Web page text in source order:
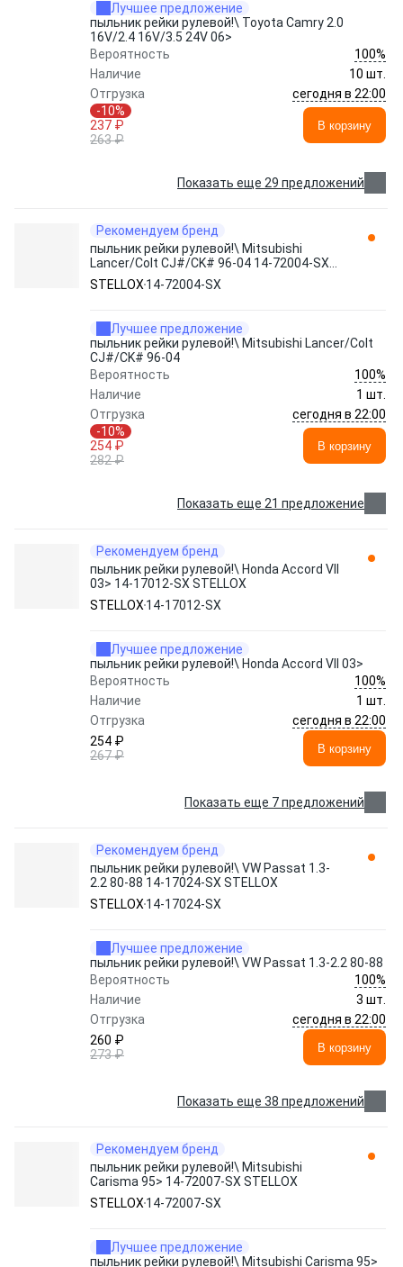
Лучшее предложение
пыльник рейки рулевой!\ Toyota Camry 2.0
16V/2.4 16V/3.5 24V 06>
Вероятность
100%
Наличие
10 шт.
Отгрузка
сегодня в 22:00
-10%
237 ₽
263 ₽
В корзину
Показать еще 29 предложений
Рекомендуем бренд
пыльник рейки рулевой!\ Mitsubishi
Lancer/Colt CJ#/CK# 96-04 14-72004-SX
STELLOX
STELLOX 14-72004-SX
Лучшее предложение
пыльник рейки рулевой!\ Mitsubishi Lancer/Colt
CJ#/CK# 96-04
Вероятность
100%
Наличие
1 шт.
Отгрузка
сегодня в 22:00
-10%
254 ₽
282 ₽
В корзину
Показать еще 21 предложение
Рекомендуем бренд
пыльник рейки рулевой!\ Honda Accord VII
03> 14-17012-SX STELLOX
STELLOX 14-17012-SX
Лучшее предложение
пыльник рейки рулевой!\ Honda Accord VII 03>
Вероятность
100%
Наличие
1 шт.
Отгрузка
сегодня в 22:00
254 ₽
267 ₽
В корзину
Показать еще 7 предложений
Рекомендуем бренд
пыльник рейки рулевой!\ VW Passat 1.3-
2.2 80-88 14-17024-SX STELLOX
STELLOX 14-17024-SX
Лучшее предложение
пыльник рейки рулевой!\ VW Passat 1.3-2.2 80-88
Вероятность
100%
Наличие
3 шт.
Отгрузка
сегодня в 22:00
260 ₽
273 ₽
В корзину
Показать еще 38 предложений
Рекомендуем бренд
пыльник рейки рулевой!\ Mitsubishi
Carisma 95> 14-72007-SX STELLOX
STELLOX 14-72007-SX
Лучшее предложение
пыльник рейки рулевой!\ Mitsubishi Carisma 95>